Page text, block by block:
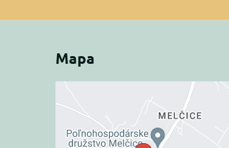
Mapa
Externý obsah je
blokovaný Voľbami